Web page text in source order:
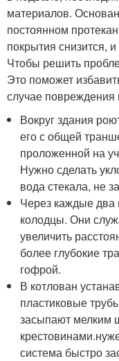
материалов.
постоянном
покрытия снизится,
Чтобы решить
Это поможет
случае повреждения
Вокруг здания
его с общей
проложенной на
Нужно сделать
вода стекала, не
Через каждые
колодцы. Они
увеличить
более глубокие
гофрой.
В котлован
пластиковые
засыпают мелким
система быстро